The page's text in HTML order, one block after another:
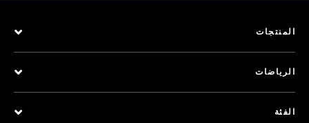
المنتجات
الرياضات
الفئة